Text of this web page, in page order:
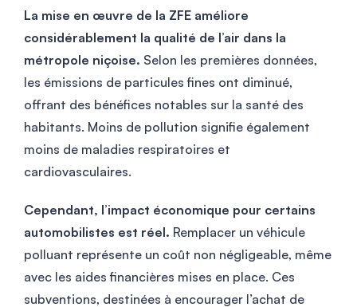
La mise en œuvre de la ZFE améliore
considérablement la qualité de l’air dans la
métropole niçoise. Selon les premières données,
les émissions de particules fines ont diminué,
offrant des bénéfices notables sur la santé des
habitants. Moins de pollution signifie également
moins de maladies respiratoires et
cardiovasculaires.
Cependant, l’impact économique pour certains
automobilistes est réel. Remplacer un véhicule
polluant représente un coût non négligeable, même
avec les aides financières mises en place. Ces
subventions, destinées à encourager l’achat de